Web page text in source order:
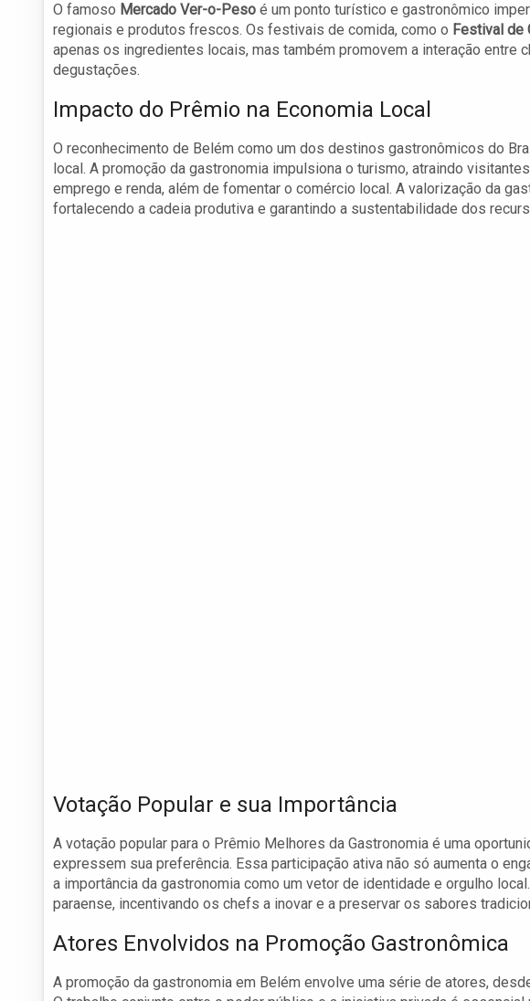
O famoso Mercado Ver-o-Peso é um ponto turístico e gastronômico
regionais e produtos frescos. Os festivais de comida, como o Festival de
apenas os ingredientes locais, mas também promovem a interação entre
degustações.
Impacto do Prêmio na Economia Local
O reconhecimento de Belém como um dos destinos gastronômicos do
local. A promoção da gastronomia impulsiona o turismo, atraindo
emprego e renda, além de fomentar o comércio local. A valorização da
fortalecendo a cadeia produtiva e garantindo a sustentabilidade dos
Votação Popular e sua Importância
A votação popular para o Prêmio Melhores da Gastronomia é uma
expressem sua preferência. Essa participação ativa não só aumenta o
a importância da gastronomia como um vetor de identidade e orgulho
paraense, incentivando os chefs a inovar e a preservar os sabores
Atores Envolvidos na Promoção Gastronômica
A promoção da gastronomia em Belém envolve uma série de atores,